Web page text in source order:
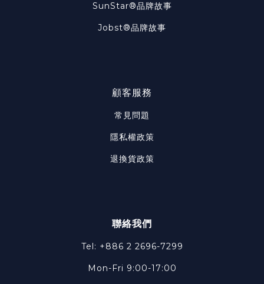
SunStar®品牌故事
Jobst®品牌故事
顧客服務
常見問題
隱私權政策
退換貨政策
聯絡我們
Tel: +886 2 2696-7299
Mon-Fri 9:00-17:00